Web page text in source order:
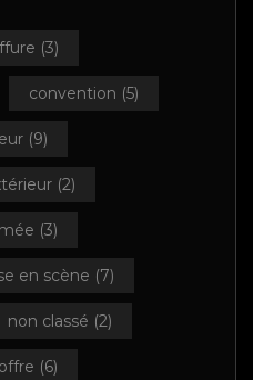
(3)
convention (5)
(9)
(2)
(3)
en scène (7)
non classé (2)
offre (6)